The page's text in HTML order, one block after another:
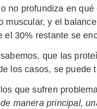
no profundiza en
muscular, y el
el 30% restante se
que las
los casos, se
que sufren
manera principal,